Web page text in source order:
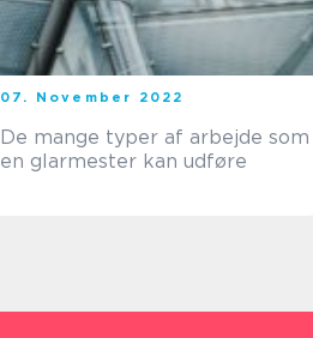
07. November 2022
De mange typer af arbejde som
en glarmester kan udføre